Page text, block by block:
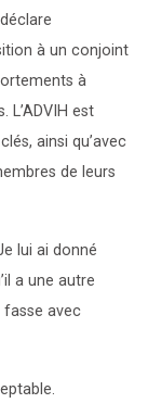
à un conjoint
à
L’ADVIH est
ainsi qu’avec
de leurs
lui ai donné
a une autre
fasse avec